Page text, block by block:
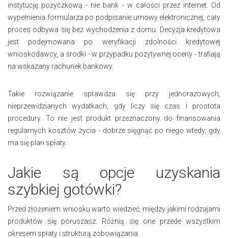
instytucję pożyczkową - nie bank - w całości przez internet. Od
wypełnienia formularza po podpisanie umowy elektronicznej, cały
proces odbywa się bez wychodzenia z domu. Decyzja kredytowa
jest podejmowana po weryfikacji zdolności kredytowej
wnioskodawcy, a środki - w przypadku pozytywnej oceny - trafiają
na wskazany rachunek bankowy.
Takie rozwiązanie sprawdza się przy jednorazowych,
nieprzewidzianych wydatkach, gdy liczy się czas i prostota
procedury. To nie jest produkt przeznaczony do finansowania
regularnych kosztów życia - dobrze sięgnąć po niego wtedy, gdy
ma się plan spłaty.
Jakie są opcje uzyskania
szybkiej gotówki?
Przed złożeniem wniosku warto wiedzieć, między jakimi rodzajami
produktów się poruszasz. Różnią się one przede wszystkim
okresem spłaty i strukturą zobowiązania.